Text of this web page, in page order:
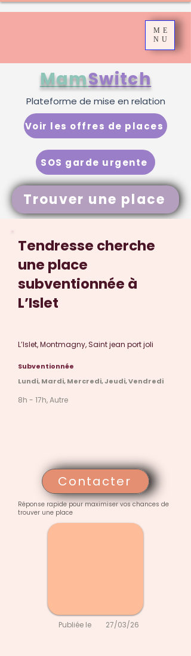
ME
NU
Trouver une place
MamSwitch
SOS garde urgente
Voir les offres de places
Plateforme de mise en relation
Tendresse cherche
une place
subventionnée à
L’Islet
L’Islet, Montmagny, Saint jean port joli
Subventionnée
Lundi, Mardi, Mercredi, Jeudi, Vendredi
8h - 17h, Autre
Contacter
Réponse rapide pour maximiser vos chances de
trouver une place
Publiée le 27/03/26